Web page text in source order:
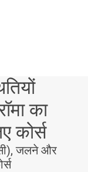
का
कोर्स
जलने और